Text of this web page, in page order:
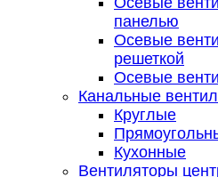
панелью
Осевые
решеткой
Осевые
Канальные
Круглые
Кухонные
Вентиляторы